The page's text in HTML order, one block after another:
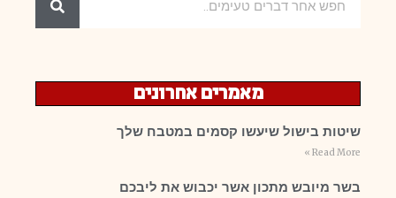
מאמרים אחרונים
שיטות בישול שיעשו קסמים במטבח שלך
Read More »
בשר מיובש מתכון אשר יכבוש את ליבכם